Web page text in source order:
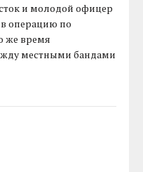
и молодой офицер
операцию по
же время
местными бандами